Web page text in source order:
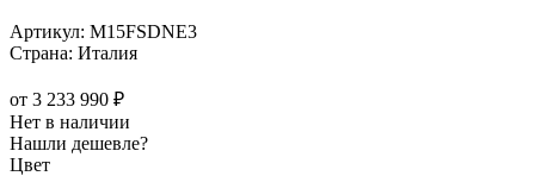
Артикул: M15FSDNE3
Страна: Италия
от 3 233 990 ₽
Нет в наличии
Нашли дешевле?
Цвет